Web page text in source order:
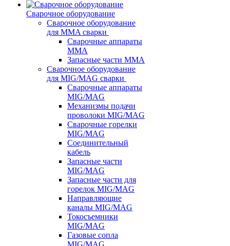
Сварочное оборудование
Сварочное оборудование
для MMA сварки
Сварочные аппараты
MMA
Запасные части MMA
Сварочное оборудование
для MIG/MAG сварки
Сварочные аппараты
MIG/MAG
Механизмы подачи
проволоки MIG/MAG
Сварочные горелки
MIG/MAG
Соединительный
кабель
Запасные части
MIG/MAG
Запасные части для
горелок MIG/MAG
Направляющие
каналы MIG/MAG
Токосъемники
MIG/MAG
Газовые сопла
MIG/MAG